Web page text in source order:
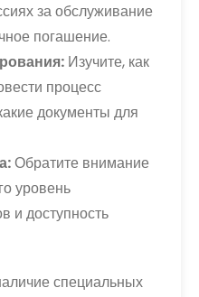
за обслуживание
погашение.
Изучите, как
процесс
документы для
Обратите внимание
уровень
и доступность
специальных